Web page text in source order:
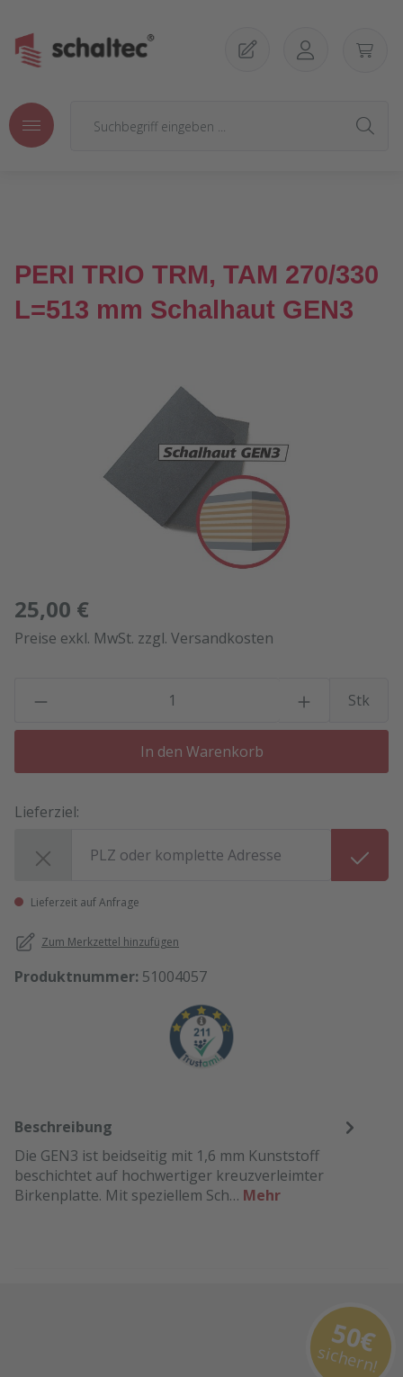
PERI TRIO TRM, TAM 270/330
L=513 mm Schalhaut GEN3
Bildergalerie überspringen
25,00 €
Preise exkl. MwSt. zzgl. Versandkosten
Stk
In den Warenkorb
Lieferziel:
Lieferzeit auf Anfrage
Zum Merkzettel hinzufügen
Produktnummer: 51004057
Beschreibung
Die GEN3 ist beidseitig mit 1,6 mm Kunststoff
beschichtet auf hochwertiger kreuzverleimter
Birkenplatte. Mit speziellem Sch… Mehr
50€
sichern!